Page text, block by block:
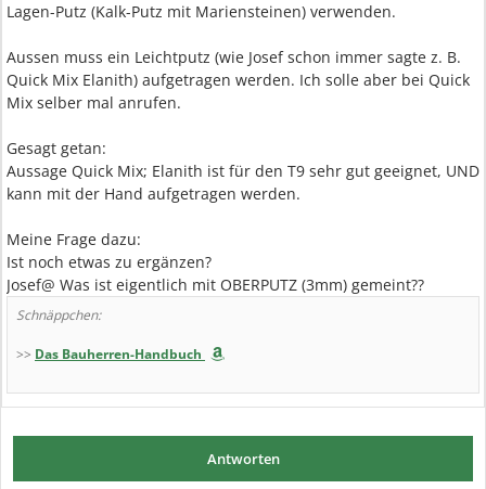
Lagen-Putz (Kalk-Putz mit Mariensteinen) verwenden.
Aussen muss ein Leichtputz (wie Josef schon immer sagte z. B.
Quick Mix Elanith) aufgetragen werden. Ich solle aber bei Quick
Mix selber mal anrufen.
Gesagt getan:
Aussage Quick Mix; Elanith ist für den T9 sehr gut geeignet, UND
kann mit der Hand aufgetragen werden.
Meine Frage dazu:
Ist noch etwas zu ergänzen?
Josef@ Was ist eigentlich mit OBERPUTZ (3mm) gemeint??
Schnäppchen:
>> Das Bauherren-Handbuch
Antworten